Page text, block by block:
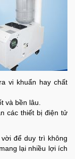
vi khuẩn hay chất
và bền lâu.
các thiết bị điện tử
để duy trì không
lại nhiều lợi ích